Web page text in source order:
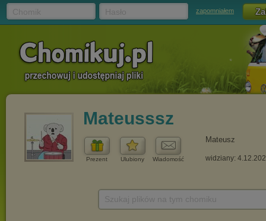
zapomniałem
Mateusssz
Prezent Ulubiony Wiadomość
Mateusz
widziany: